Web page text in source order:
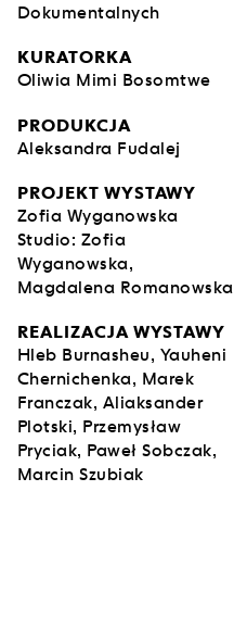
Dokumentalnych
KURATORKA
Oliwia Mimi Bosomtwe
PRODUKCJA
Aleksandra Fudalej
PROJEKT WYSTAWY
Zofia Wyganowska
Studio: Zofia
Wyganowska,
Magdalena Romanowska
REALIZACJA WYSTAWY
Hleb Burnasheu, Yauheni
Chernichenka, Marek
Franczak, Aliaksander
Plotski, Przemysław
Pryciak, Paweł Sobczak,
Marcin Szubiak